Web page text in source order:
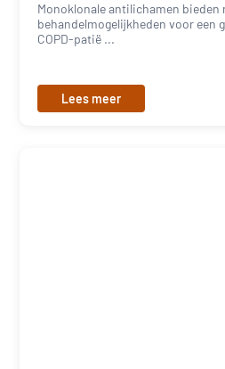
Monoklonale antilichamen bieden
behandelmogelijkheden voor een
COPD-patië ...
Lees meer